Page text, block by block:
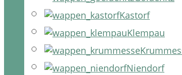
Kastorf
Klempau
Niendorf